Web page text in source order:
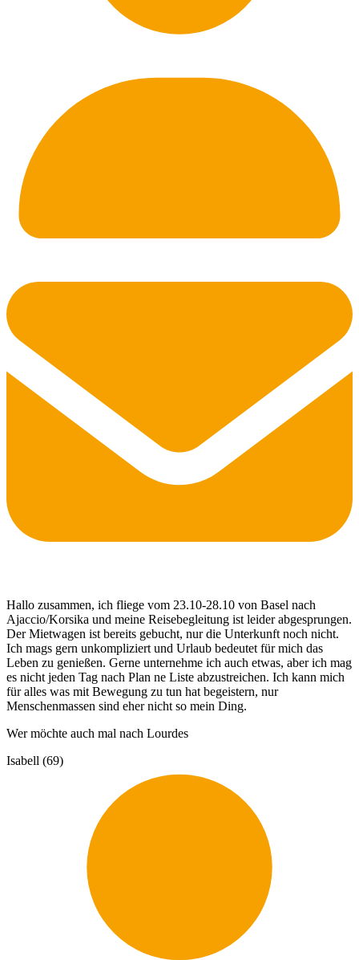
Hallo zusammen, ich fliege vom 23.10-28.10 von Basel nach
Ajaccio/Korsika und meine Reisebegleitung ist leider abgesprungen.
Der Mietwagen ist bereits gebucht, nur die Unterkunft noch nicht.
Ich mags gern unkompliziert und Urlaub bedeutet für mich das
Leben zu genießen. Gerne unternehme ich auch etwas, aber ich mag
es nicht jeden Tag nach Plan ne Liste abzustreichen. Ich kann mich
für alles was mit Bewegung zu tun hat begeistern, nur
Menschenmassen sind eher nicht so mein Ding.
Wer möchte auch mal nach Lourdes
Isabell (69)